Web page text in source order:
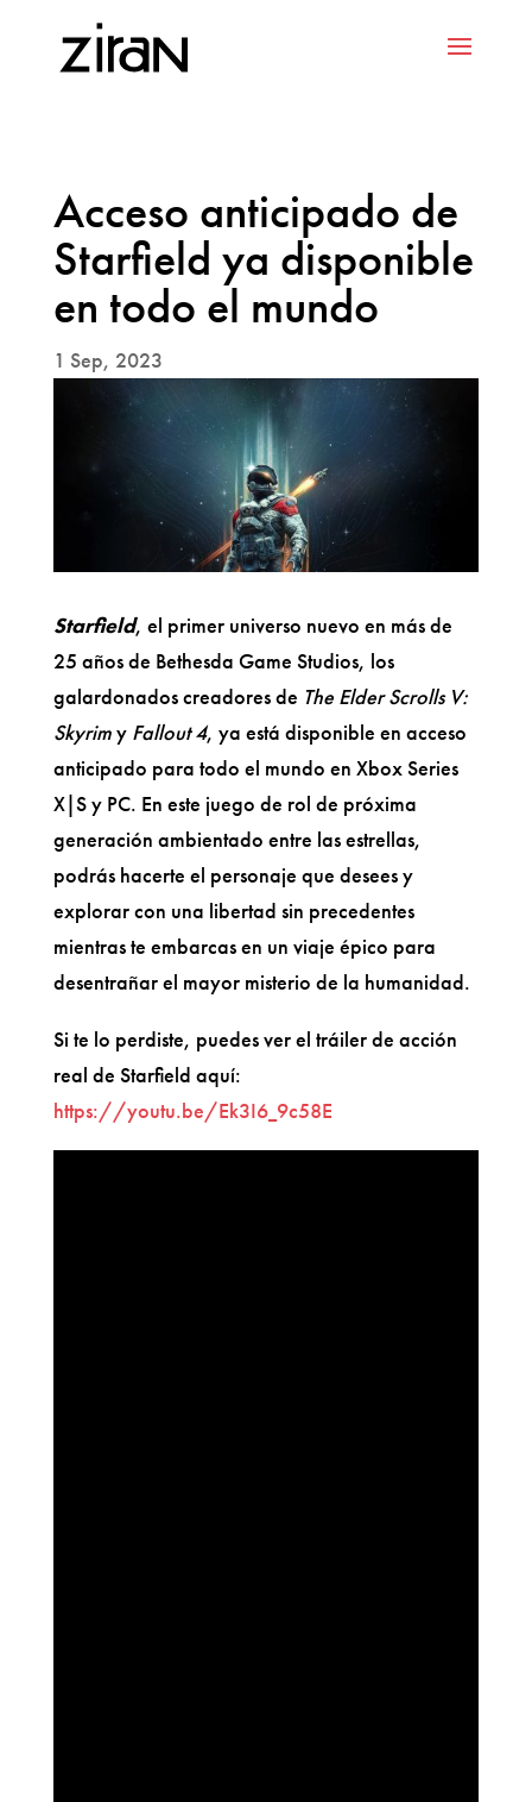
Acceso anticipado de
Starfield ya disponible
en todo el mundo
1 Sep, 2023
Starfield, el primer universo nuevo en más de
25 años de Bethesda Game Studios, los
galardonados creadores de The Elder Scrolls V:
Skyrimy Fallout 4, ya está disponible en acceso
anticipado para todo el mundo en Xbox Series
X|S y PC. En este juego de rol de próxima
generación ambientado entre las estrellas,
podrás hacerte el personaje que desees y
explorar con una libertad sin precedentes
mientras te embarcas en un viaje épico para
desentrañar el mayor misterio de la humanidad.
Si te lo perdiste, puedes ver el tráiler de acción
real de Starfield aquí:
https://youtu.be/Ek3I6_9c58E